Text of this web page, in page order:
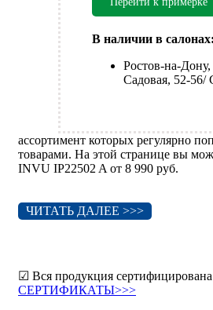
В наличии в салонах:
Ростов-на-
Садовая, 52-56/
ассортимент которых регулярно
товарами. На этой странице вы
INVU IP22502 A от 8 990 руб.
ЧИТАТЬ ДАЛЕЕ >>>
☑ Вся продукция сертифицирована
СЕРТИФИКАТЫ>>>